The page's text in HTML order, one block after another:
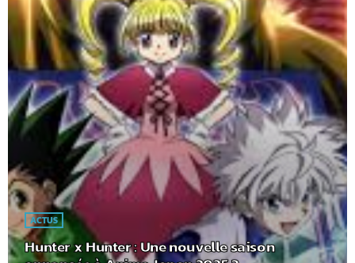
ACTUS
Hunter x Hunter : Une nouvelle saison